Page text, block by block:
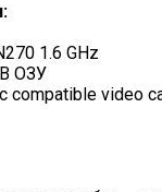
1.6 GHz
ОЗУ
compatible video